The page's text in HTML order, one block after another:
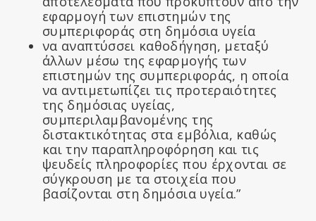
εφαρμογή των επιστημών της
συμπεριφοράς στη δημόσια υγεία
να αναπτύσσει καθοδήγηση, μεταξύ
άλλων μέσω της εφαρμογής των
επιστημών της συμπεριφοράς, η οποία
να αντιμετωπίζει τις προτεραιότητες
της δημόσιας υγείας,
συμπεριλαμβανομένης της
διστακτικότητας στα εμβόλια, καθώς
και την παραπληροφόρηση και τις
ψευδείς πληροφορίες που έρχονται σε
σύγκρουση με τα στοιχεία που
βασίζονται στη δημόσια υγεία.”